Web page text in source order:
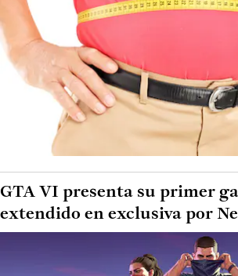
GTA VI presenta su primer
extendido en exclusiva por